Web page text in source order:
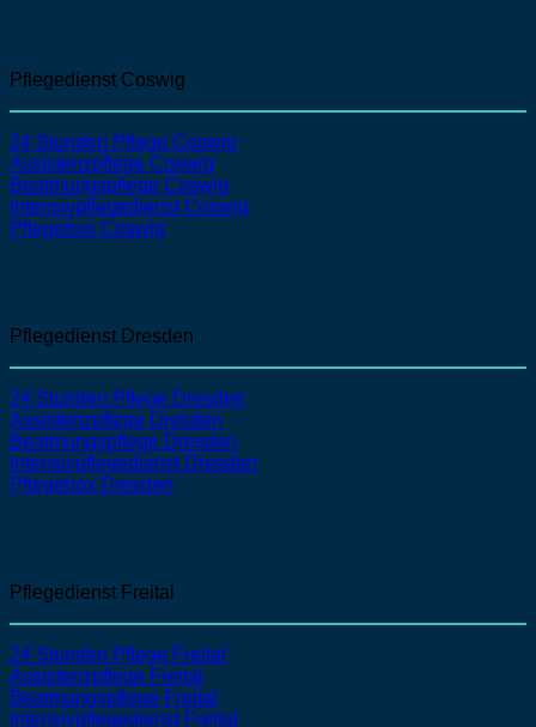
Pflegedienst Coswig
24 Stunden Pflege Coswig
Assistenzpflege Coswig
Beatmungspflege Coswig
IntensivpflegedienstCoswig
Pflegebox Coswig
Pflegedienst Dresden
24 Stunden Pflege Dresden
Assistenzpflege Dresden
Beatmungspflege Dresden
Intensivpflegedienst Dresden
Pflegebox Dresden
Pflegedienst Freital
24 Stunden Pflege Freital
Assistenzpflege Freital
Beatmungspflege Freital
Intensivpflegedienst Freital